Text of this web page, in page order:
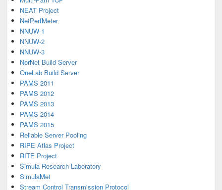
NEAT Project
NetPerfMeter
NNUW-1
NNUW-2
NNUW-3
NorNet Build Server
OneLab Build Server
PAMS 2011
PAMS 2012
PAMS 2013
PAMS 2014
PAMS 2015
Reliable Server Pooling
RIPE Atlas Project
RITE Project
Simula Research Laboratory
SimulaMet
Stream Control Transmission Protocol